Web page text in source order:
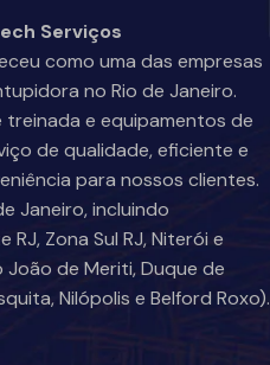
Serviços
como uma das empresas
no Rio de Janeiro.
e equipamentos de
de qualidade, eficiente e
para nossos clientes.
Janeiro, incluindo
Zona Sul RJ, Niterói e
João de Meriti, Duque de
Nilópolis e Belford Roxo).